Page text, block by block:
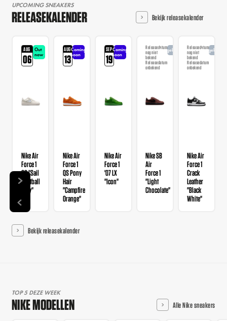
UPCOMING SNEAKERS
RELEASEKALENDER Bekijk releasekalender
AUG
06
Out
now
Nike Air
Force 1
GS "Sail
Football
Grey"
AUG
13
Coming
soon
Nike Air
Force 1
QS Pony
Hair
"Campfire
Orange"
SEP
19
Coming
soon
Nike Air
Force 1
'07 LX
"Icon"
Releasedatum
nog niet
bekend
Releasedatum
onbekend
Aangekondigd
Nike SB
Air
Force 1
"Light
Chocolate"
Releasedatum
nog niet
bekend
Releasedatum
onbekend
Nike Air
Force 1
Crack
Leather
"Black
White"
Bekijk releasekalender
TOP 5 DEZE WEEK
NIKE MODELLEN Alle Nike sneakers